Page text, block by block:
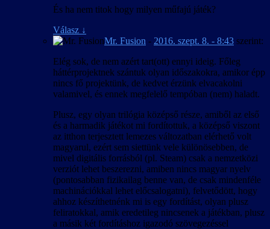
És ha nem titok hogy milyen műfajú játék?
Válasz ↓
Mr. Fusion - 2016. szept. 8. - 8:43 szerint:
Elég sok, de nem azért tart(ott) ennyi ideig. Főleg
háttérprojektnek szántuk olyan időszakokra, amikor épp
nincs fő projektünk, de kedvet érzünk elvacakolni
valamivel, és ennek megfelelő tempóban (nem) haladt.
Plusz, egy olyan trilógia középső része, amiből az első
és a harmadik játékot mi fordítottuk, a középső viszont
az itthon terjesztett lemezes változatban elérhető volt
magyarul, ezért sem siettünk vele különösebben, de
mivel digitális forrásból (pl. Steam) csak a nemzetközi
verziót lehet beszerezni, amiben nincs magyar nyelv
(pontosabban fizikailag benne van, de csak mindenféle
machinációkkal lehet előcsalogatni), felvetődött, hogy
ahhoz készíthetnénk mi is egy fordítást, olyan plusz
feliratokkal, amik eredetileg nincsenek a játékban, plusz
a másik két fordításhoz igazodó szövegezéssel